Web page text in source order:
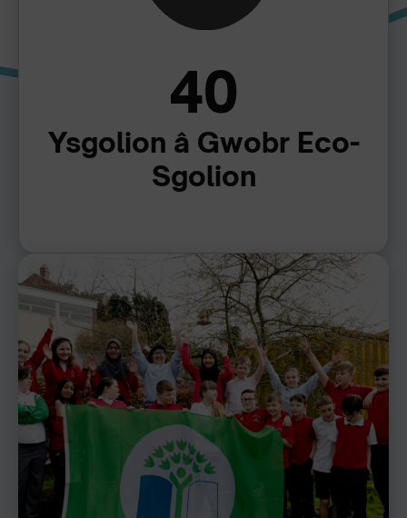
40
Ysgolion â Gwobr Eco-
Sgolion